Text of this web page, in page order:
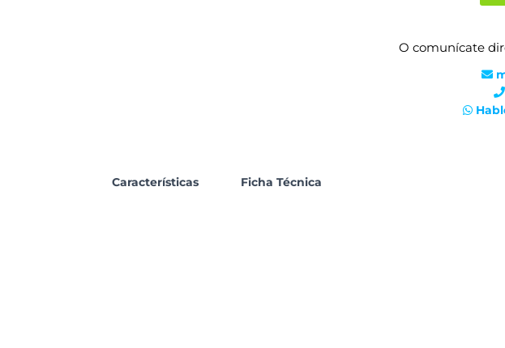
O comunícate
Características Ficha Técnica